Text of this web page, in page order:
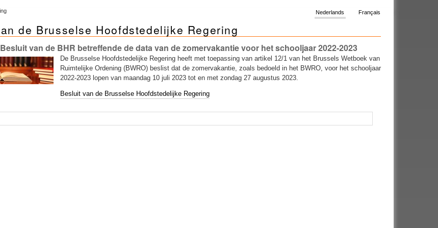
Français
Nederlands
de Brusselse Hoofdstedelijke Regering
van de BHR betreffende de data van de zomervakantie voor het schooljaar 2022-2023
De Brusselse Hoofdstedelijke Regering heeft met toepassing van artikel 12/1 van het Brussels Wetboek van
Ruimtelijke Ordening (BWRO) beslist dat de zomervakantie, zoals bedoeld in het BWRO, voor het schooljaar
2022-2023 lopen van maandag 10 juli 2023 tot en met zondag 27 augustus 2023.
Besluit van de Brusselse Hoofdstedelijke Regering